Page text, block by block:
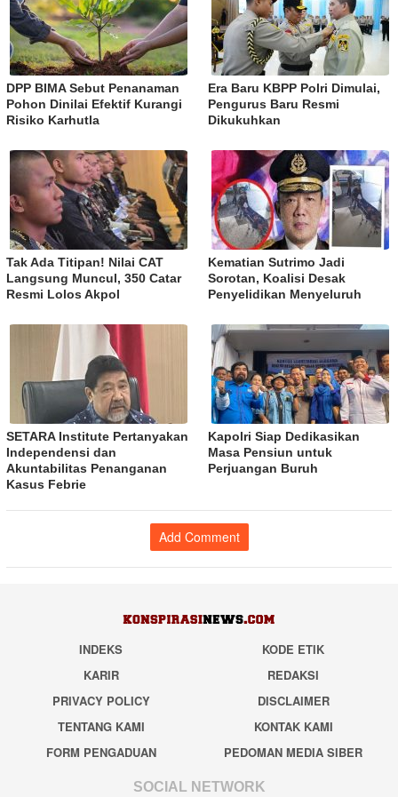
DPP BIMA Sebut Penanaman
Pohon Dinilai Efektif Kurangi
Risiko Karhutla
Era Baru KBPP Polri Dimulai,
Pengurus Baru Resmi
Dikukuhkan
Tak Ada Titipan! Nilai CAT
Langsung Muncul, 350 Catar
Resmi Lolos Akpol
Kematian Sutrimo Jadi
Sorotan, Koalisi Desak
Penyelidikan Menyeluruh
SETARA Institute Pertanyakan
Independensi dan
Akuntabilitas Penanganan
Kasus Febrie
Kapolri Siap Dedikasikan
Masa Pensiun untuk
Perjuangan Buruh
Add Comment
INDEKS
KODE ETIK
KARIR
REDAKSI
PRIVACY POLICY
DISCLAIMER
TENTANG KAMI
KONTAK KAMI
FORM PENGADUAN
PEDOMAN MEDIA SIBER
SOCIAL NETWORK